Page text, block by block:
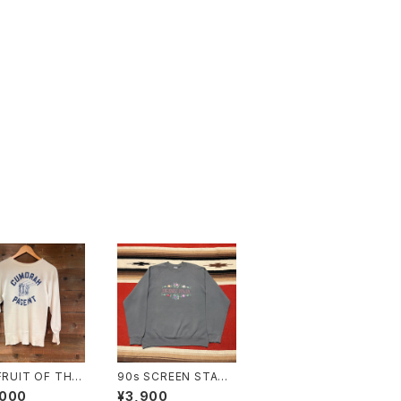
OF THE
Vintage Swe
90s SCREEN STARS
Print Raglan Sleeve
¥3,900